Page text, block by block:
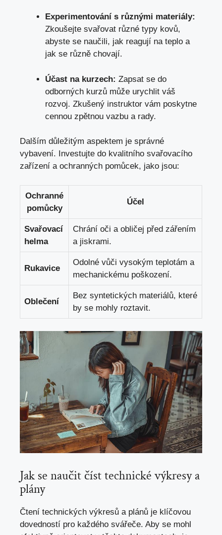
Experimentování s ‍různými materiály:
Zkoušejte ‍svařovat různé typy kovů, ​
abyste se naučili, jak reagují na teplo a
jak se⁢ různě chovají.
Účast na kurzech: ⁢Zapsat se do
⁢odborných‌ kurzů může urychlit váš
rozvoj. Zkušený instruktor vám poskytne
cennou⁢ zpětnou⁢ vazbu a rady.
Dalším​ důležitým aspektem je ⁤správné
vybavení. Investujte do kvalitního svařovacího
zařízení a ochranných​ pomůcek, jako jsou:
Ochranné
pomůcky
Účel
Svařovací
helma
Chrání oči a ⁣obličej ⁤před ⁤zářením‌
a jiskrami.
Rukavice
Odolné vůči vysokým‌ teplotám ⁢a
mechanickému poškození.
Oblečení
Bez syntetických materiálů, které
by⁤ se mohly roztavit.
Jak‌ se naučit‌ číst technické výkresy a
plány
Čtení technických výkresů a plánů je klíčovou
dovedností pro ⁣každého svářeče. Aby ⁢se mohl